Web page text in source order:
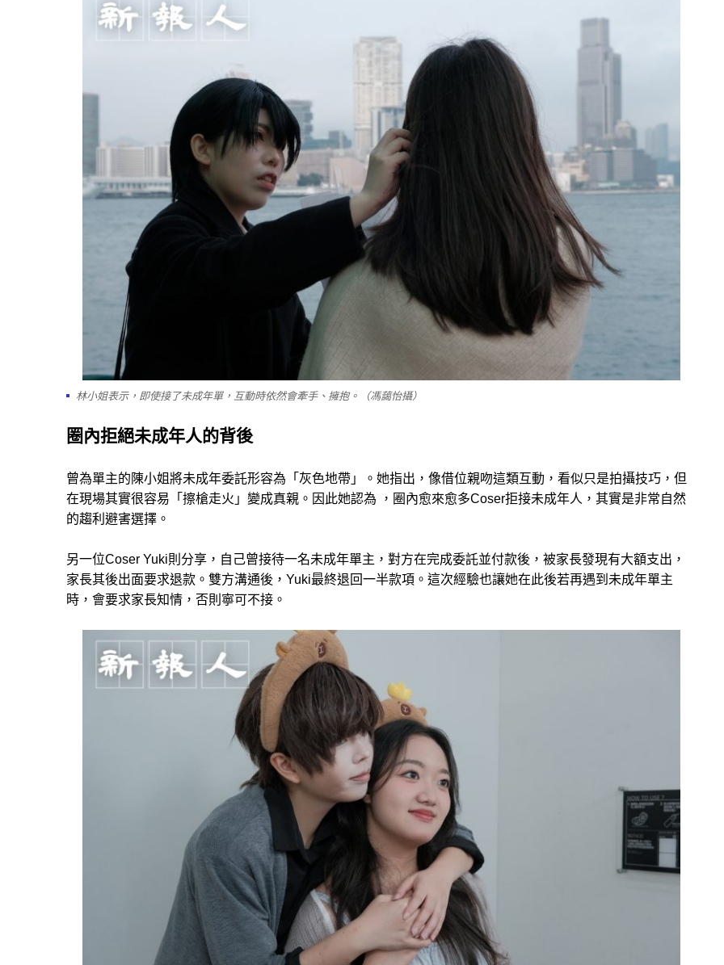
林小姐表示，即使接了未成年單，互動時依然會牽手、擁抱。（馮藹怡攝）
圈內拒絕未成年人的背後
曾為單主的陳小姐將未成年委託形容為「灰色地帶」。她指出，像借位親吻這類互動，看似只是拍攝技巧，但
在現場其實很容易「擦槍走火」變成真親。因此她認為 ，圈內愈來愈多Coser拒接未成年人，其實是非常自然
的趨利避害選擇。
另一位Coser Yuki則分享，自己曾接待一名未成年單主，對方在完成委託並付款後，被家長發現有大額支出，
家長其後出面要求退款。雙方溝通後，Yuki最終退回一半款項。這次經驗也讓她在此後若再遇到未成年單主
時，會要求家長知情，否則寧可不接。